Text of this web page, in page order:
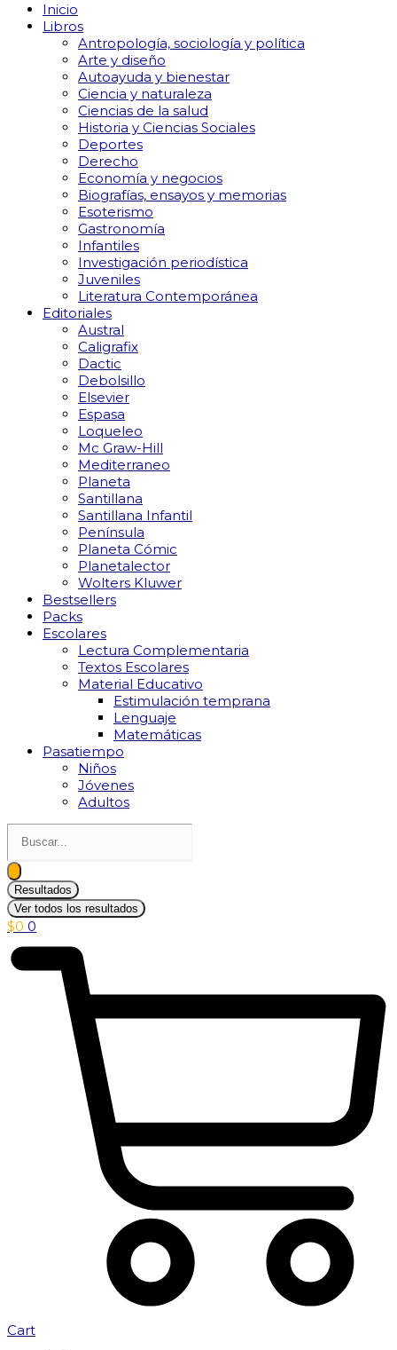
Inicio
Libros
Antropología, sociología y política
Arte y diseño
Autoayuda y bienestar
Ciencia y naturaleza
Ciencias de la salud
Historia y Ciencias Sociales
Deportes
Derecho
Economía y negocios
Biografías, ensayos y memorias
Esoterismo
Gastronomía
Infantiles
Investigación periodística
Juveniles
Literatura Contemporánea
Editoriales
Austral
Caligrafix
Dactic
Debolsillo
Elsevier
Espasa
Loqueleo
Mc Graw-Hill
Mediterraneo
Planeta
Santillana
Santillana Infantil
Península
Planeta Cómic
Planetalector
Wolters Kluwer
Bestsellers
Packs
Escolares
Lectura Complementaria
Textos Escolares
Material Educativo
Estimulación temprana
Lenguaje
Matemáticas
Pasatiempo
Niños
Jóvenes
Adultos
Resultados
Ver todos los resultados
$0 0
Cart